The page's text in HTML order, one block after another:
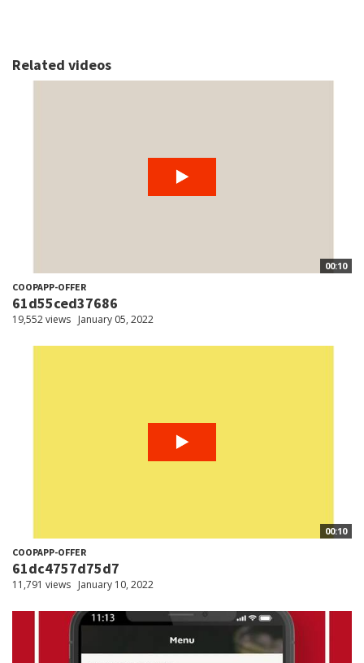
Related videos
00:10
COOPAPP-OFFER
61d55ced37686
19,552 views January 05, 2022
00:10
COOPAPP-OFFER
61dc4757d75d7
11,791 views January 10, 2022